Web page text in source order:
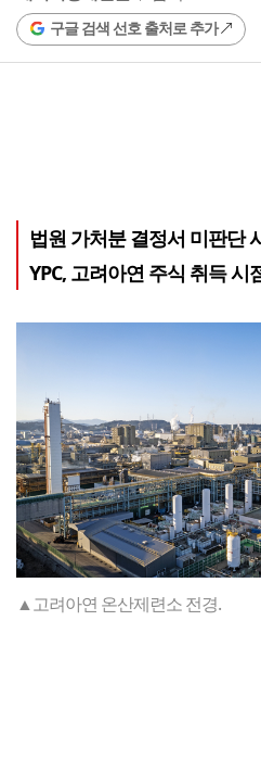
구글 검색 선호 출처로 추가
법원 가처분 결정서 미판단
YPC, 고려아연 주식 취득 시
▲고려아연 온산제련소 전경.